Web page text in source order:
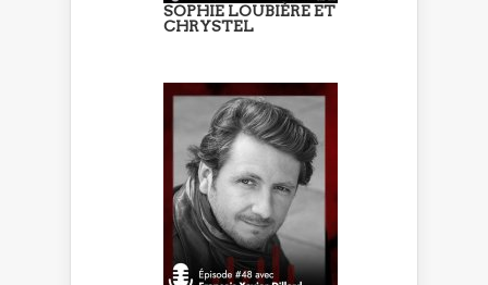
SOPHIE LOUBIÈRE ET
CHRYSTEL